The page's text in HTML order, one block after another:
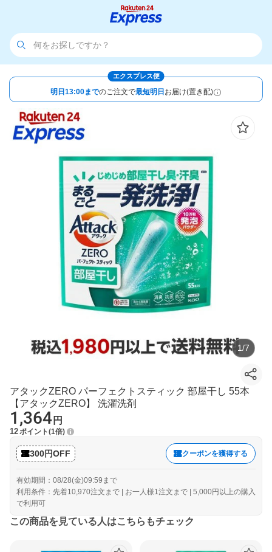
エクスプレス便
明日13:00までのご注文で最短明日 お届け(置き配)
1/7
アタックZERO パーフェクトスティック 部屋干し 55本
【アタックZERO】 洗濯洗剤
1,364 円
12ポイント 1倍
300円OFF クーポンを獲得する
有効期間：08/28(金)09:59まで
利用条件：先着10,970注文まで | お一人様1注文まで | 5,000円以上の購入
で利用可
この商品を見ている人はこちらもチェック